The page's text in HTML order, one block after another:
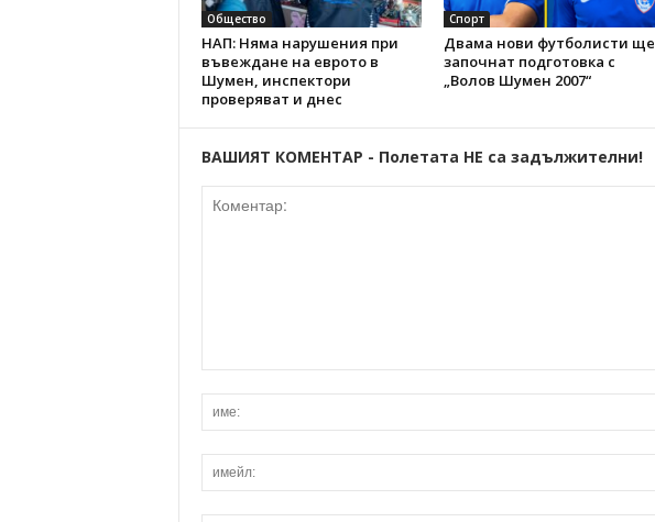
Общество
НАП: Няма нарушения при
въвеждане на еврото в
Шумен, инспектори
проверяват и днес
Спорт
Двама нови футболисти ще
започнат подготовка с
„Волов Шумен 2007“
ВАШИЯТ КОМЕНТАР - Полетата НЕ са задължителни!